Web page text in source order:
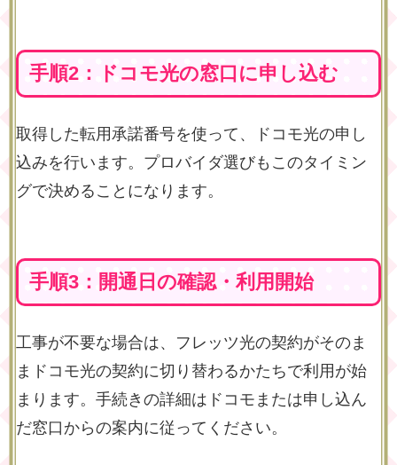
手順2：ドコモ光の窓口に申し込む
取得した転用承諾番号を使って、ドコモ光の申し
込みを行います。プロバイダ選びもこのタイミン
グで決めることになります。
手順3：開通日の確認・利用開始
工事が不要な場合は、フレッツ光の契約がそのま
まドコモ光の契約に切り替わるかたちで利用が始
まります。手続きの詳細はドコモまたは申し込ん
だ窓口からの案内に従ってください。